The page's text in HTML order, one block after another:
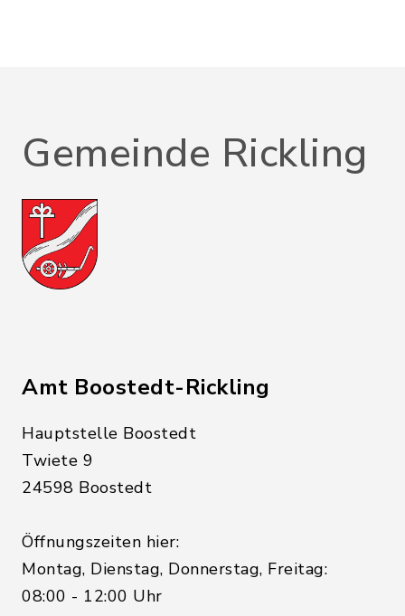
Gemeinde Rickling
Amt Boostedt-Rickling
Hauptstelle Boostedt
Twiete 9
24598 Boostedt
Öffnungszeiten hier:
Montag, Dienstag, Donnerstag, Freitag:
08:00 - 12:00 Uhr